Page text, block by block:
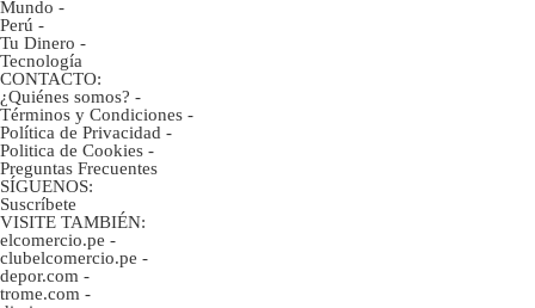
Mundo -
Perú -
Tu Dinero -
Tecnología
CONTACTO:
¿Quiénes somos? -
Términos y Condiciones -
Política de Privacidad -
Politica de Cookies -
Preguntas Frecuentes
SÍGUENOS:
Suscríbete
VISITE TAMBIÉN:
elcomercio.pe -
clubelcomercio.pe -
depor.com -
trome.com -